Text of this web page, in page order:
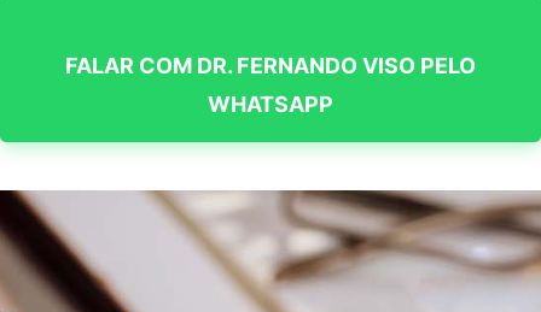
FALAR COM DR. FERNANDO VISO PELO
WHATSAPP